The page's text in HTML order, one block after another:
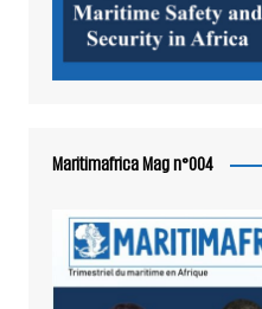
Maritimafrica Mag n°004